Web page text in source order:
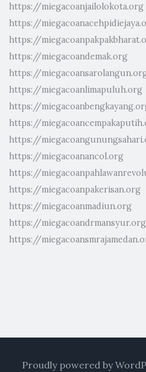
https://miegacoanjailolokota.org
https://
https://
https://miegacoandemak.org
https://
https://miegacoanlimapuluh.org
https://
https://
https://
https://miegacoanancol.org
https://
https://miegacoanpakerisan.org
https://miegacoanmadiun.org
https://miegacoandrmansyur.org
https://
Proudly powered by